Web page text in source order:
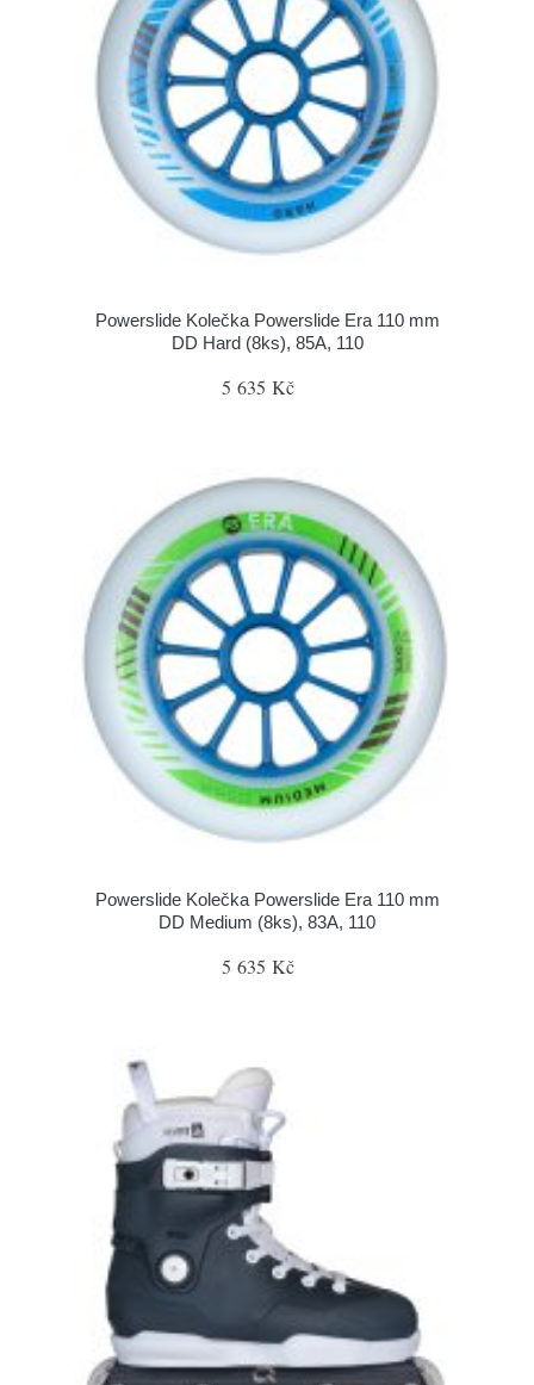
Powerslide Kolečka Powerslide Era 110 mm
DD Hard (8ks), 85A, 110
5 635 Kč
Powerslide Kolečka Powerslide Era 110 mm
DD Medium (8ks), 83A, 110
5 635 Kč